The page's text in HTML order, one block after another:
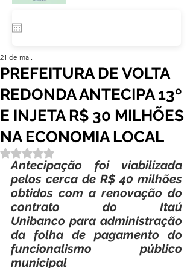
PREFEITURA DE VOLTA
REDONDA ANTECIPA 13º
E INJETA R$ 30 MILHÕES
NA ECONOMIA LOCAL
21 de mai.
Avaliado com NaN de 5 estrelas.
Antecipação foi viabilizada
pelos cerca de R$ 40 milhões
obtidos com a renovação do
contrato do Itaú
Unibanco para administração
da folha de pagamento do
funcionalismo público
municipal